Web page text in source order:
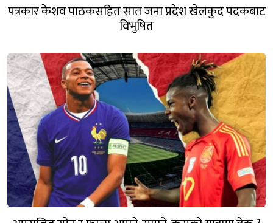
पत्रकार केशव पाठकसहित सात जना प्रदेश खेलकुद पदकबाट
विभुषित